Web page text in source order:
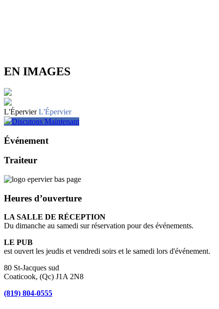
EN IMAGES
L'Épervier L'Épervier
Discutons Maintenant
Événement
Traiteur
Heures d’ouverture
LA SALLE DE RÉCEPTION
Du dimanche au samedi sur réservation pour des événements.
LE PUB
est ouvert les jeudis et vendredi soirs et le samedi lors d'événement.
80 St-Jacques sud
Coaticook, (Qc) J1A 2N8
(819) 804-0555